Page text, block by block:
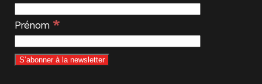
Prénom *